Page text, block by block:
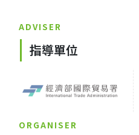
ADVISER
指導單位
ORGANISER